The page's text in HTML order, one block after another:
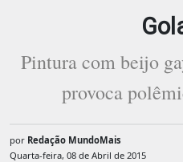
Pintura com beijo
provoca
por Redação MundoMais
Quarta-feira, 08 de Abril de 2015